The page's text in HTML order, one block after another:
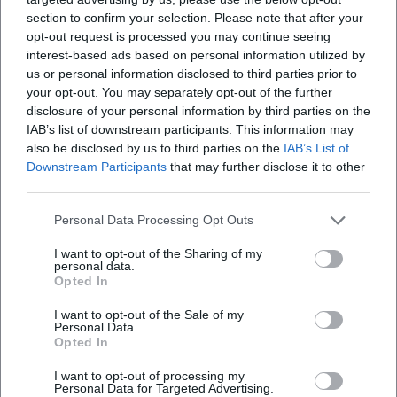
section to confirm your selection. Please note that after your
opt-out request is processed you may continue seeing
interest-based ads based on personal information utilized by
us or personal information disclosed to third parties prior to
your opt-out. You may separately opt-out of the further
disclosure of your personal information by third parties on the
IAB’s list of downstream participants. This information may
also be disclosed by us to third parties on the IAB’s List of
Downstream Participants that may further disclose it to other
Personal Data Processing Opt Outs
I want to opt-out of the Sharing of my
personal data.
Opted In
I want to opt-out of the Sale of my
Personal Data.
Opted In
I want to opt-out of processing my
Personal Data for Targeted Advertising.
Aktivität (Instagram, TikTok, YouTube) verstärkt Reichweite
und Faninteraktion, während der Grundklang – die sonore
Bariton-Signatur – die Kontinuität sichert. So gelingt Heino
ein Alterswerk, das zwischen Volksfeststimmung und
ironischer Selbstinszenierung die Gegenwart umarmt,
ohne die eigene Geschichte zu verleugnen.
Auszeichnungen, Live-Tradition und Marktpräsenz
Heino erhielt zahlreiche Preise und Ehrungen und ist über
Jahrzehnte eine verlässliche Live-Marke geblieben. Seine
Konzerte inszenieren kollektives Singen als
identitätsstiftendes Erlebnis – mit Band, Chor-
Die Chart-Erfolge, Auszeichnungen und mediale
Dauerpräsenz belegen eine Autorität, die auf Erfahrung,
publikumstaugliche Dramaturgie beruht. Gleichzeitig
demonstriert die späte Phase mit Tourneen und Club-
neue Räume erobert.